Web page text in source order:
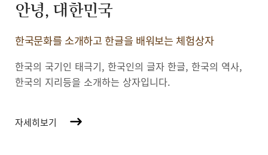
안녕, 대한민국
한국문화를 소개하고 한글을 배워보는 체험상자
한국의 국기인 태극기, 한국인의 글자 한글, 한국의 역사,
한국의 지리등을 소개하는 상자입니다.
자세히보기